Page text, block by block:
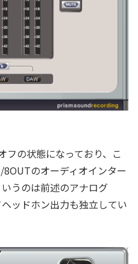
フの状態になっており、こ
のオーディオインター
うのは前述のアナログ
ッドホン出力も独立してい